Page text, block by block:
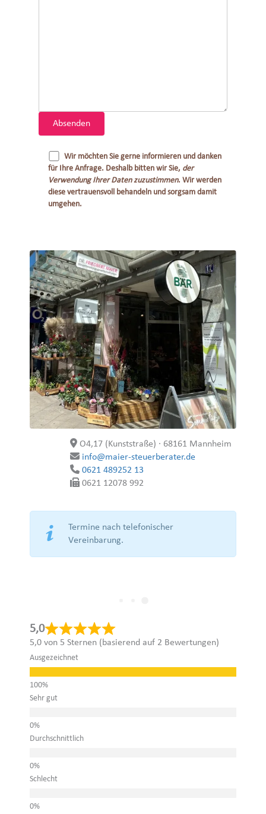
Wir möchten Sie gerne informieren und danken
für Ihre Anfrage. Deshalb bitten wir Sie, der
Verwendung Ihrer Daten zuzustimmen. Wir werden
diese vertrauensvoll behandeln und sorgsam damit
umgehen.
O4,17 (Kunststraße) · 68161 Mannheim
info@maier-steuerberater.de
0621 489252 13
0621 12078 992
Termine nach telefonischer
Vereinbarung.
5,0
5,0 von 5 Sternen (basierend auf 2 Bewertungen)
Ausgezeichnet
Sehr gut
Durchschnittlich
Schlecht